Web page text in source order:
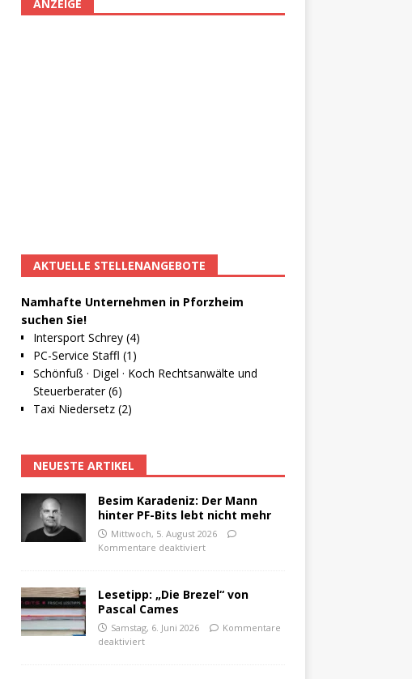
ANZEIGE
AKTUELLE STELLENANGEBOTE
Namhafte Unternehmen in Pforzheim
suchen Sie!
Intersport Schrey (4)
PC-Service Staffl (1)
Schönfuß · Digel · Koch Rechtsanwälte und
Steuerberater (6)
Taxi Niedersetz (2)
NEUESTE ARTIKEL
Besim Karadeniz: Der Mann
hinter PF-Bits lebt nicht mehr
Mittwoch, 5. August 2026
Kommentare deaktiviert
Lesetipp: „Die Brezel“ von
Pascal Cames
Samstag, 6. Juni 2026
Kommentare
deaktiviert